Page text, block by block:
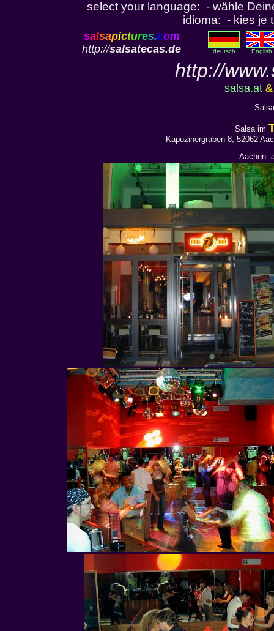
select your language: - wähle
idioma: - kies je
salsapictures.com
http://salsatecas.de deutsch English
http://www.
salsa.at
Salsa im
Kapuzinergraben 8, 52062
Aachen: